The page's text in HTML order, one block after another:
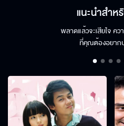
แนะนำสำ
พลาดแล้วจะเสียใจ คว
ที่คุณต้องอยาก